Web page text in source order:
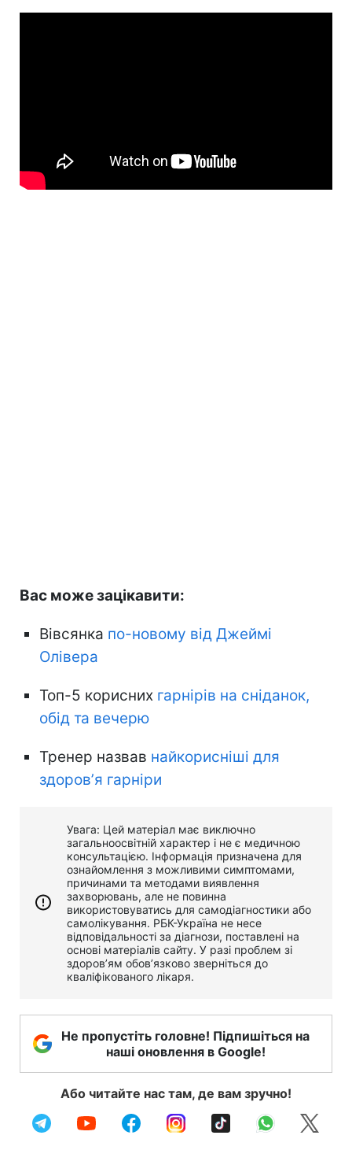
Вас може зацікавити:
Вівсянка по-новому від Джеймі
Олівера
Топ-5 корисних гарнірів на сніданок,
обід та вечерю
Тренер назвав найкорисніші для
здоровʼя гарніри
Увага: Цей матеріал має виключно
загальноосвітній характер і не є медичною
консультацією. Інформація призначена для
ознайомлення з можливими симптомами,
причинами та методами виявлення
захворювань, але не повинна
використовуватись для самодіагностики або
самолікування. РБК-Україна не несе
відповідальності за діагнози, поставлені на
основі матеріалів сайту. У разі проблем зі
здоров’ям обов’язково зверніться до
кваліфікованого лікаря.
Не пропустіть головне! Підпишіться на
наші оновлення в Google!
Або читайте нас там, де вам зручно!